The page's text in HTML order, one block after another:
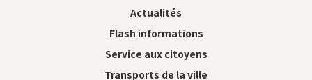
Actualités
Flash informations
Service aux citoyens
Transports de la ville